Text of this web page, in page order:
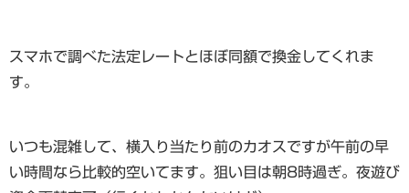
スマホで調べた法定レートとほぼ同額で換金してくれま
す。
いつも混雑して、横入り当たり前のカオスですが午前の早
い時間なら比較的空いてます。狙い目は朝8時過ぎ。夜遊び